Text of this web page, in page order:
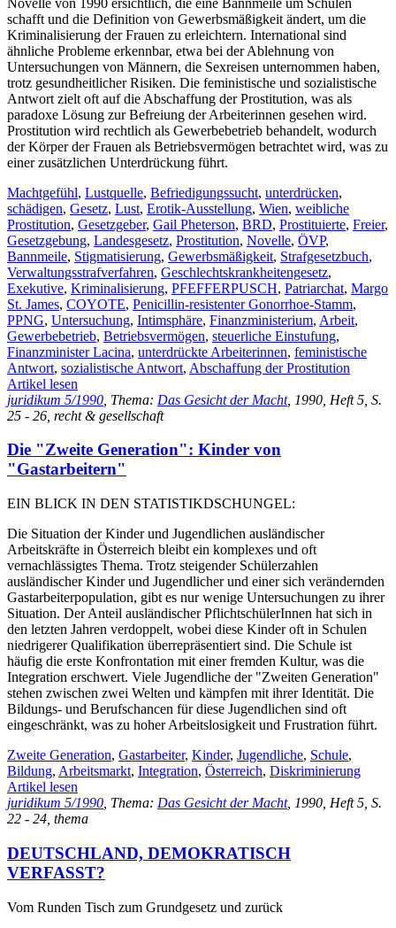
schafft und die Definition von Gewerbsmäßigkeit ändert, um die
Kriminalisierung der Frauen zu erleichtern. International sind
ähnliche Probleme erkennbar, etwa bei der Ablehnung von
Untersuchungen von Männern, die Sexreisen unternommen haben,
trotz gesundheitlicher Risiken. Die feministische und sozialistische
Antwort zielt oft auf die Abschaffung der Prostitution, was als
paradoxe Lösung zur Befreiung der Arbeiterinnen gesehen wird.
Prostitution wird rechtlich als Gewerbebetrieb behandelt, wodurch
der Körper der Frauen als Betriebsvermögen betrachtet wird, was zu
einer zusätzlichen Unterdrückung führt.
Machtgefühl, Lustquelle, Befriedigungssucht, unterdrücken,
schädigen, Gesetz, Lust, Erotik-Ausstellung, Wien, weibliche
Prostitution, Gesetzgeber, Gail Pheterson, BRD, Prostituierte, Freier,
Gesetzgebung, Landesgesetz, Prostitution, Novelle, ÖVP,
Bannmeile, Stigmatisierung, Gewerbsmäßigkeit, Strafgesetzbuch,
Verwaltungsstrafverfahren, Geschlechtskrankheitengesetz,
Exekutive, Kriminalisierung, PFEFFERPUSCH, Patriarchat, Margo
St. James, COYOTE, Penicillin-resistenter Gonorrhoe-Stamm,
PPNG, Untersuchung, Intimsphäre, Finanzministerium, Arbeit,
Gewerbebetrieb, Betriebsvermögen, steuerliche Einstufung,
Finanzminister Lacina, unterdrückte Arbeiterinnen, feministische
Antwort, sozialistische Antwort, Abschaffung der Prostitution
Artikel lesen
juridikum 5/1990 , Thema: Das Gesicht der Macht, 1990, Heft 5, S.
25 - 26, recht & gesellschaft
Die "Zweite Generation": Kinder von
"Gastarbeitern"
EIN BLICK IN DEN STATISTIKDSCHUNGEL:
Die Situation der Kinder und Jugendlichen ausländischer
Arbeitskräfte in Österreich bleibt ein komplexes und oft
vernachlässigtes Thema. Trotz steigender Schülerzahlen
ausländischer Kinder und Jugendlicher und einer sich verändernden
Gastarbeiterpopulation, gibt es nur wenige Untersuchungen zu ihrer
Situation. Der Anteil ausländischer PflichtschülerInnen hat sich in
den letzten Jahren verdoppelt, wobei diese Kinder oft in Schulen
niedrigerer Qualifikation überrepräsentiert sind. Die Schule ist
häufig die erste Konfrontation mit einer fremden Kultur, was die
Integration erschwert. Viele Jugendliche der "Zweiten Generation"
stehen zwischen zwei Welten und kämpfen mit ihrer Identität. Die
Bildungs- und Berufschancen für diese Jugendlichen sind oft
eingeschränkt, was zu hoher Arbeitslosigkeit und Frustration führt.
Zweite Generation, Gastarbeiter, Kinder, Jugendliche, Schule,
Bildung, Arbeitsmarkt, Integration, Österreich, Diskriminierung
Artikel lesen
juridikum 5/1990 , Thema: Das Gesicht der Macht, 1990, Heft 5, S.
22 - 24, thema
DEUTSCHLAND, DEMOKRATISCH
VERFASST?
Vom Runden Tisch zum Grundgesetz und zurück